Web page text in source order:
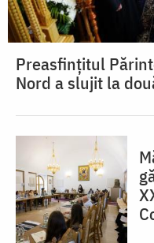
Preasfințitul
Nord a slujit la